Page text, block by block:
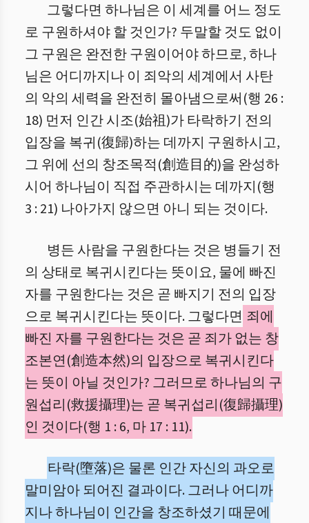
그렇다면 하나님은 이 세계를 어느 정도
로 구원하셔야 할 것인가? 두말할 것도 없이
그 구원은 완전한 구원이어야 하므로, 하나
님은 어디까지나 이 죄악의 세계에서 사탄
의 악의 세력을 완전히 몰아냄으로써(행 26 :
18) 먼저 인간 시조(始祖)가 타락하기 전의
입장을 복귀(復歸)하는 데까지 구원하시고,
그 위에 선의 창조목적(創造目的)을 완성하
시어 하나님이 직접 주관하시는 데까지(행
3 : 21) 나아가지 않으면 아니 되는 것이다.
병든 사람을 구원한다는 것은 병들기 전
의 상태로 복귀시킨다는 뜻이요, 물에 빠진
자를 구원한다는 것은 곧 빠지기 전의 입장
으로 복귀시킨다는 뜻이다. 그렇다면 죄에
빠진 자를 구원한다는 것은 곧 죄가 없는 창
조본연(創造本然)의 입장으로 복귀시킨다
는 뜻이 아닐 것인가? 그러므로 하나님의 구
원섭리(救援攝理)는 곧 복귀섭리(復歸攝理)
인 것이다(행 1 : 6, 마 17 : 11).
타락(墮落)은 물론 인간 자신의 과오로
말미암아 되어진 결과이다. 그러나 어디까
지나 하나님이 인간을 창조하셨기 때문에